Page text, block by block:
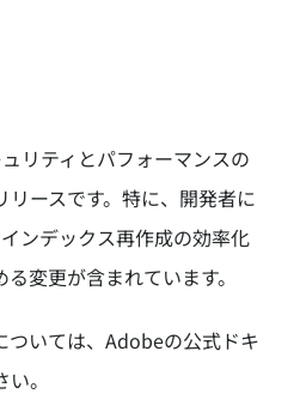
リティとパフォーマンスの
ースです。 特に、開発者に
ンデックス再作成の効率化
変更が含まれています。
ついては、Adobeの公式ドキ
。